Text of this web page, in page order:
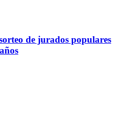
de jurados populares